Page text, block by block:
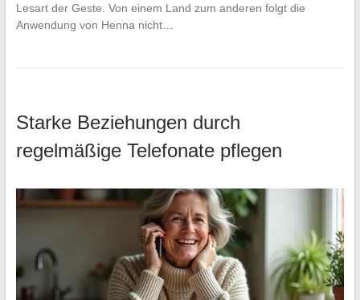
Lesart der Geste. Von einem Land zum anderen folgt die
Anwendung von Henna nicht…
Starke Beziehungen durch
regelmäßige Telefonate pflegen